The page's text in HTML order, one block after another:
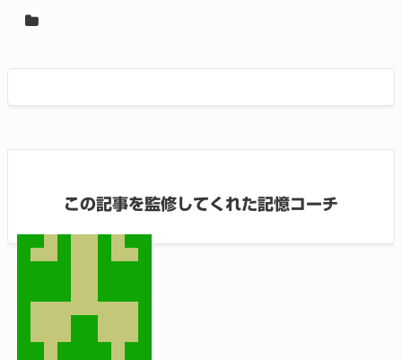
この記事を監修してくれた記憶コーチ